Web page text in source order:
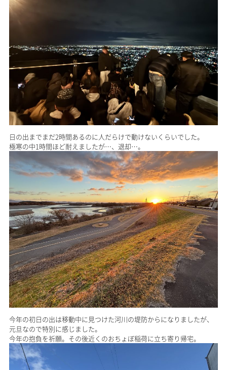
日の出までまだ2時間あるのに人だらけで動けないくらいでした。
極寒の中1時間ほど耐えましたが…、退却…。
今年の初日の出は移動中に見つけた河川の堤防からになりましたが、
元旦なので特別に感じました。
今年の抱負を祈願。その後近くのおちょぼ稲荷に立ち寄り帰宅。